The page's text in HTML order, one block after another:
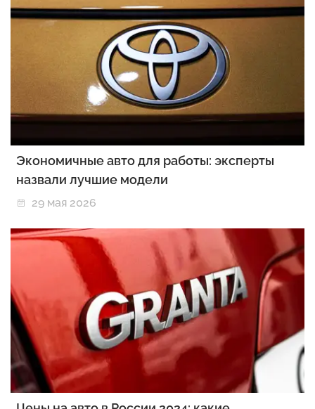
Экономичные авто для работы: эксперты
назвали лучшие модели
29 мая 2026